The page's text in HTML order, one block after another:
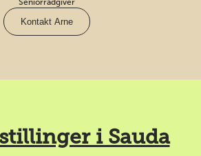
Seniorrådgiver
Kontakt Arne
i Sauda